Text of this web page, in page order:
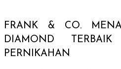
FRANK & CO.
DIAMOND
PERNIKAHAN